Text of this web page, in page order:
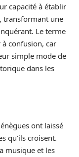
capacité à établir
transformant une
Le terme
confusion, car
simple mode de
dans les
ont laissé
qu’ils croisent.
musique et les